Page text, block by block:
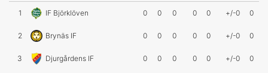
1 IF Björklöven 0 0 0 0 0 +/-0 0
2 Brynäs IF 0 0 0 0 0 +/-0 0
3 Djurgårdens IF 0 0 0 0 0 +/-0 0